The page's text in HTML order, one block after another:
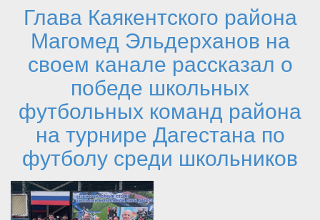
Глава Каякентского района
Магомед Эльдерханов на
своем канале рассказал о
победе школьных
футбольных команд района
на турнире Дагестана по
футболу среди школьников